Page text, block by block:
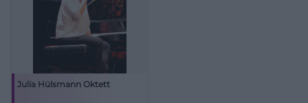
Julia Hülsmann Oktett